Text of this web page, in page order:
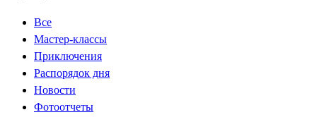
Все
Мастер-классы
Приключения
Распорядок дня
Новости
Фотоотчеты